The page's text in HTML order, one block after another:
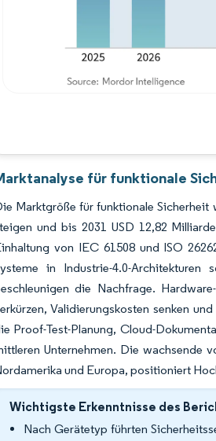
für funktionale
Marktgröße für funktionale Sicherheit
und bis 2031 USD 12,82
von IEC 61508 und ISO
in Industrie-4.0-
die Nachfrage.
Validierungskosten senken
Proof-Test-Planung, Cloud-
Unternehmen. Die wachsende
und Europa, positioniert
Wichtigste Erkenntnisse des
Nach Gerätetyp führten